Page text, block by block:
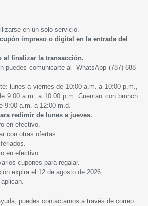
en un solo servicio.
impreso o digital en la entrada del
al finalizar la transacción.
puedes comunicarte al WhatsApp (787) 688-
lunes a viernes de 10:00 a.m. a 10:00 p.m.,
9:00 a.m. a 10:00 p.m. Cuentan con brunch
9:00 a.m. a 12:00 m.d.
redimir de lunes a jueves.
en efectivo.
con otras ofertas.
en efectivo.
cupones para regalar.
expira el 12 de agosto de 2026.
puedes contactarnos a través de correo